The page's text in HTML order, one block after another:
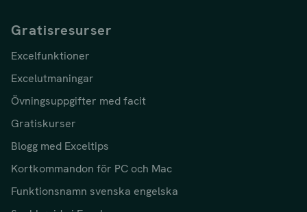
Gratisresurser
Excelfunktioner
Excelutmaningar
Övningsuppgifter med facit
Gratiskurser
Blogg med Exceltips
Kortkommandon för PC och Mac
Funktionsnamn svenska engelska